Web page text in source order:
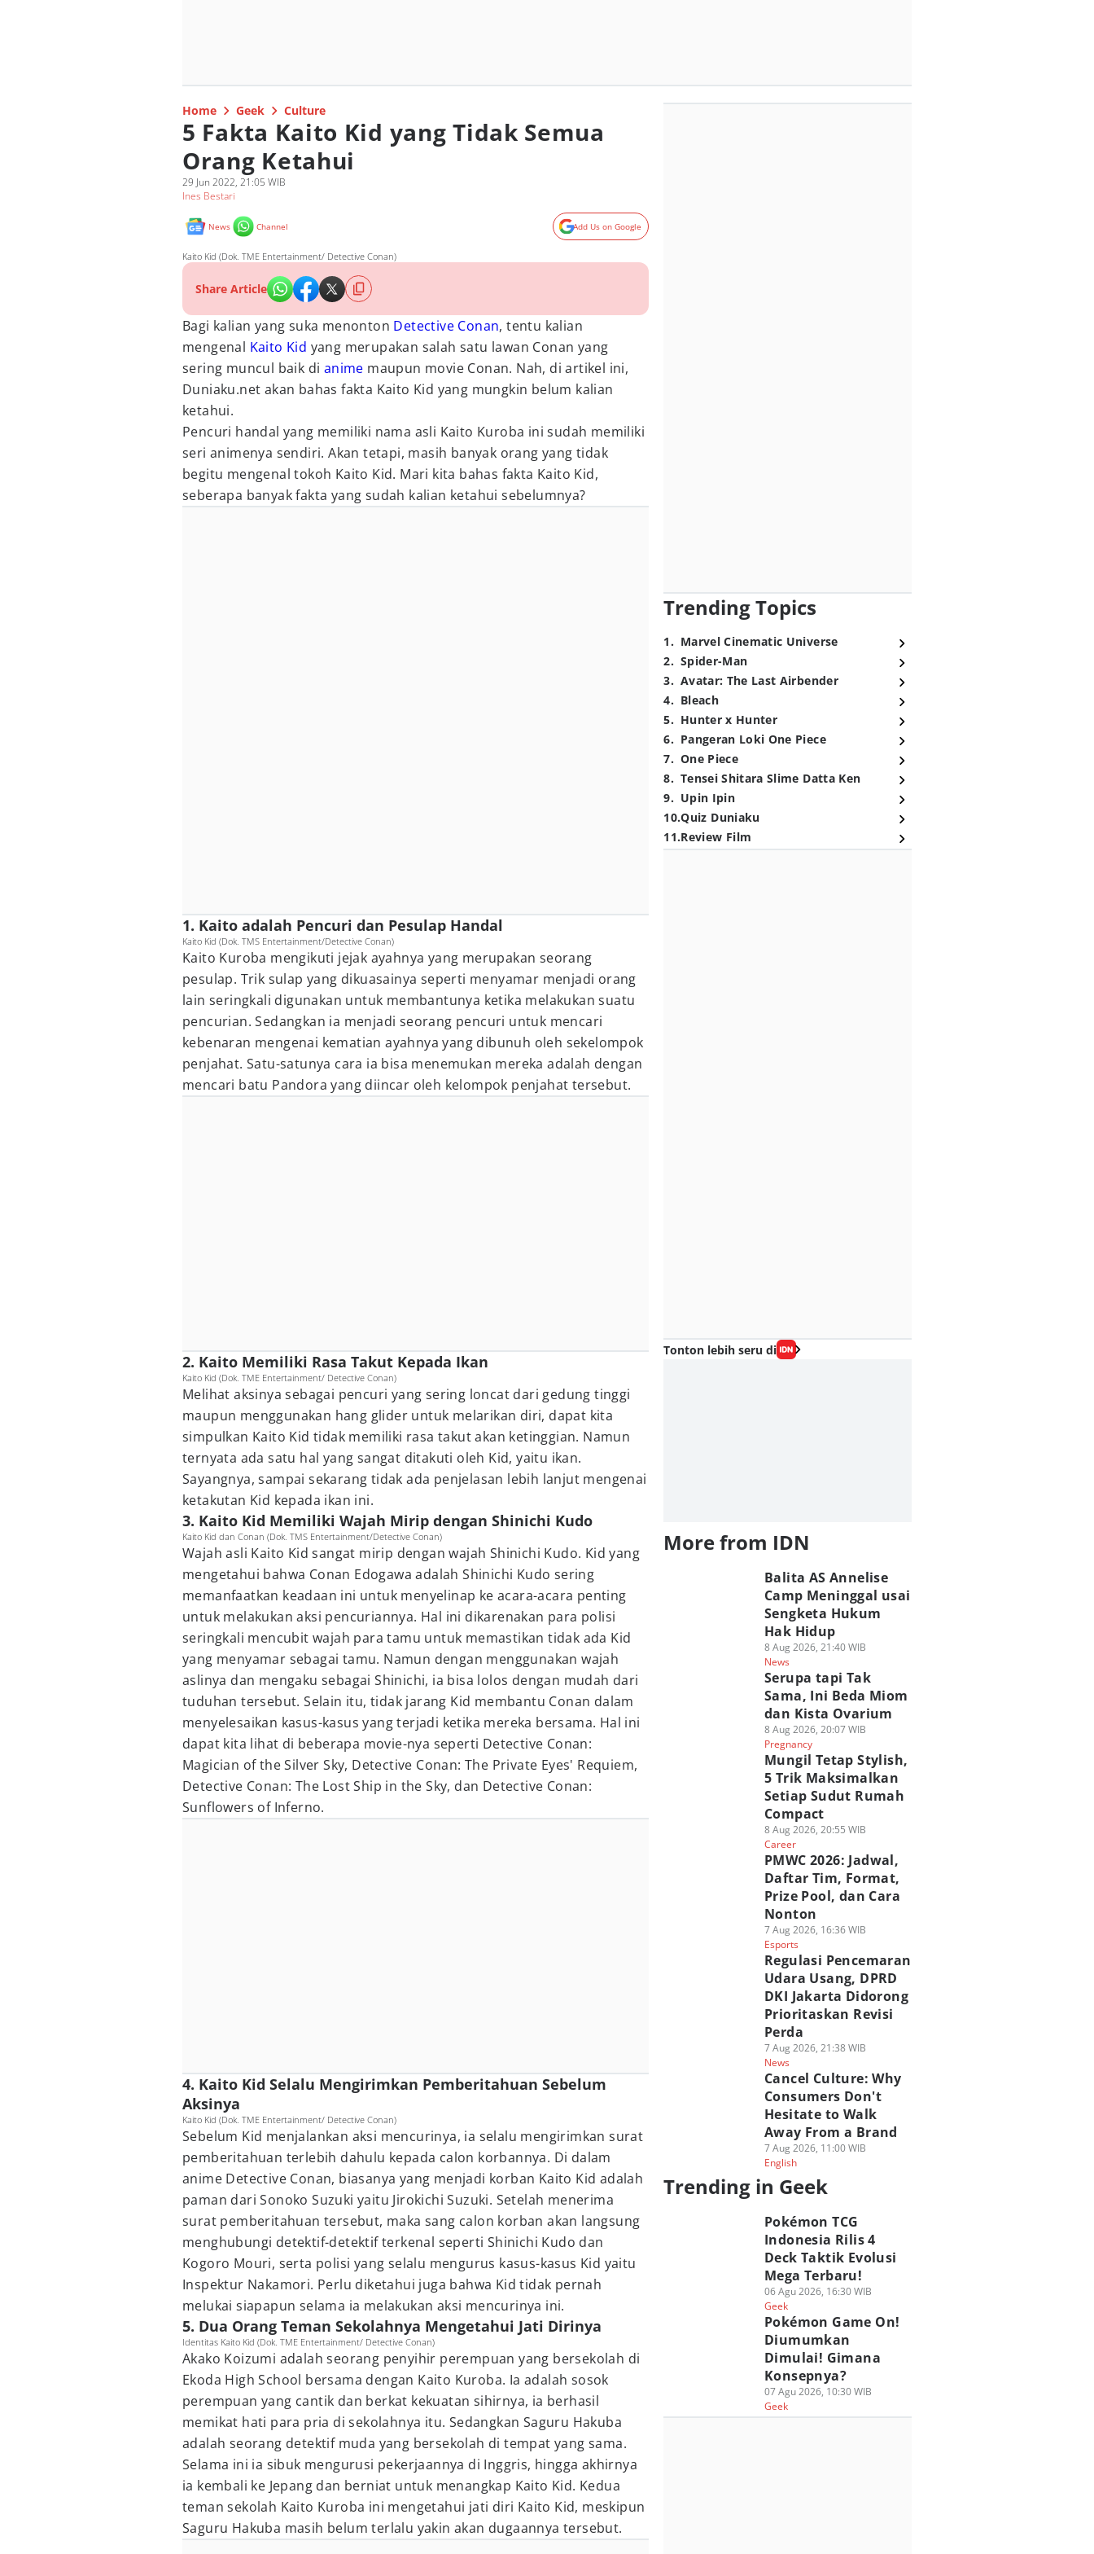
Home Geek Culture
5 Fakta Kaito Kid yang Tidak Semua
Orang Ketahui
29 Jun 2022, 21:05 WIB
Ines Bestari
News Channel Add Us on Google
Kaito Kid (Dok. TME Entertainment/ Detective Conan)
Share Article
Bagi kalian yang suka menonton Detective Conan, tentu kalian
mengenal Kaito Kid yang merupakan salah satu lawan Conan yang
sering muncul baik di anime maupun movie Conan. Nah, di artikel ini,
Duniaku.net akan bahas fakta Kaito Kid yang mungkin belum kalian
ketahui.
Pencuri handal yang memiliki nama asli Kaito Kuroba ini sudah memiliki
seri animenya sendiri. Akan tetapi, masih banyak orang yang tidak
begitu mengenal tokoh Kaito Kid. Mari kita bahas fakta Kaito Kid,
seberapa banyak fakta yang sudah kalian ketahui sebelumnya?
1. Kaito adalah Pencuri dan Pesulap Handal
Kaito Kid (Dok. TMS Entertainment/Detective Conan)
Kaito Kuroba mengikuti jejak ayahnya yang merupakan seorang
pesulap. Trik sulap yang dikuasainya seperti menyamar menjadi orang
lain seringkali digunakan untuk membantunya ketika melakukan suatu
pencurian. Sedangkan ia menjadi seorang pencuri untuk mencari
kebenaran mengenai kematian ayahnya yang dibunuh oleh sekelompok
penjahat. Satu-satunya cara ia bisa menemukan mereka adalah dengan
mencari batu Pandora yang diincar oleh kelompok penjahat tersebut.
2. Kaito Memiliki Rasa Takut Kepada Ikan
Kaito Kid (Dok. TME Entertainment/ Detective Conan)
Melihat aksinya sebagai pencuri yang sering loncat dari gedung tinggi
maupun menggunakan hang glider untuk melarikan diri, dapat kita
simpulkan Kaito Kid tidak memiliki rasa takut akan ketinggian. Namun
ternyata ada satu hal yang sangat ditakuti oleh Kid, yaitu ikan.
Sayangnya, sampai sekarang tidak ada penjelasan lebih lanjut mengenai
ketakutan Kid kepada ikan ini.
3. Kaito Kid Memiliki Wajah Mirip dengan Shinichi Kudo
Kaito Kid dan Conan (Dok. TMS Entertainment/Detective Conan)
Wajah asli Kaito Kid sangat mirip dengan wajah Shinichi Kudo. Kid yang
mengetahui bahwa Conan Edogawa adalah Shinichi Kudo sering
memanfaatkan keadaan ini untuk menyelinap ke acara-acara penting
untuk melakukan aksi pencuriannya. Hal ini dikarenakan para polisi
seringkali mencubit wajah para tamu untuk memastikan tidak ada Kid
yang menyamar sebagai tamu. Namun dengan menggunakan wajah
aslinya dan mengaku sebagai Shinichi, ia bisa lolos dengan mudah dari
tuduhan tersebut. Selain itu, tidak jarang Kid membantu Conan dalam
menyelesaikan kasus-kasus yang terjadi ketika mereka bersama. Hal ini
dapat kita lihat di beberapa movie-nya seperti Detective Conan:
Magician of the Silver Sky, Detective Conan: The Private Eyes' Requiem,
Detective Conan: The Lost Ship in the Sky, dan Detective Conan:
Sunflowers of Inferno.
4. Kaito Kid Selalu Mengirimkan Pemberitahuan Sebelum
Aksinya
Kaito Kid (Dok. TME Entertainment/ Detective Conan)
Sebelum Kid menjalankan aksi mencurinya, ia selalu mengirimkan surat
pemberitahuan terlebih dahulu kepada calon korbannya. Di dalam
anime Detective Conan, biasanya yang menjadi korban Kaito Kid adalah
paman dari Sonoko Suzuki yaitu Jirokichi Suzuki. Setelah menerima
surat pemberitahuan tersebut, maka sang calon korban akan langsung
menghubungi detektif-detektif terkenal seperti Shinichi Kudo dan
Kogoro Mouri, serta polisi yang selalu mengurus kasus-kasus Kid yaitu
Inspektur Nakamori. Perlu diketahui juga bahwa Kid tidak pernah
melukai siapapun selama ia melakukan aksi mencurinya ini.
5. Dua Orang Teman Sekolahnya Mengetahui Jati Dirinya
Identitas Kaito Kid (Dok. TME Entertainment/ Detective Conan)
Akako Koizumi adalah seorang penyihir perempuan yang bersekolah di
Ekoda High School bersama dengan Kaito Kuroba. Ia adalah sosok
perempuan yang cantik dan berkat kekuatan sihirnya, ia berhasil
memikat hati para pria di sekolahnya itu. Sedangkan Saguru Hakuba
adalah seorang detektif muda yang bersekolah di tempat yang sama.
Selama ini ia sibuk mengurusi pekerjaannya di Inggris, hingga akhirnya
ia kembali ke Jepang dan berniat untuk menangkap Kaito Kid. Kedua
teman sekolah Kaito Kuroba ini mengetahui jati diri Kaito Kid, meskipun
Saguru Hakuba masih belum terlalu yakin akan dugaannya tersebut.
Trending Topics
1. Marvel Cinematic Universe
2. Spider-Man
3. Avatar: The Last Airbender
4. Bleach
5. Hunter x Hunter
6. Pangeran Loki One Piece
7. One Piece
8. Tensei Shitara Slime Datta Ken
9. Upin Ipin
10.Quiz Duniaku
11.Review Film
Tonton lebih seru di
More from IDN
Balita AS Annelise
Camp Meninggal usai
Sengketa Hukum
Hak Hidup
8 Aug 2026, 21:40 WIB
News
Serupa tapi Tak
Sama, Ini Beda Miom
dan Kista Ovarium
8 Aug 2026, 20:07 WIB
Pregnancy
Mungil Tetap Stylish,
5 Trik Maksimalkan
Setiap Sudut Rumah
Compact
8 Aug 2026, 20:55 WIB
Career
PMWC 2026: Jadwal,
Daftar Tim, Format,
Prize Pool, dan Cara
Nonton
7 Aug 2026, 16:36 WIB
Esports
Regulasi Pencemaran
Udara Usang, DPRD
DKI Jakarta Didorong
Prioritaskan Revisi
Perda
7 Aug 2026, 21:38 WIB
News
Cancel Culture: Why
Consumers Don't
Hesitate to Walk
Away From a Brand
7 Aug 2026, 11:00 WIB
English
Trending in Geek
Pokémon TCG
Indonesia Rilis 4
Deck Taktik Evolusi
Mega Terbaru!
06 Agu 2026, 16:30 WIB
Geek
Pokémon Game On!
Diumumkan
Dimulai! Gimana
Konsepnya?
07 Agu 2026, 10:30 WIB
Geek